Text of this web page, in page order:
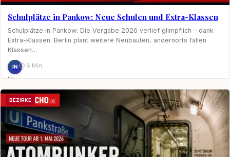
Schulplätze in Pankow: Neue Schulen und Extra-Klassen
Schulplätze in Pankow: Die Vergabe 2026 verlief glimpflich – dank
Extra-Klassen. Berlin plant weitere Neubauten, andernorts fallen
Klassen…
IN
Ida
⏱ 6 Min.
BEZIRKE